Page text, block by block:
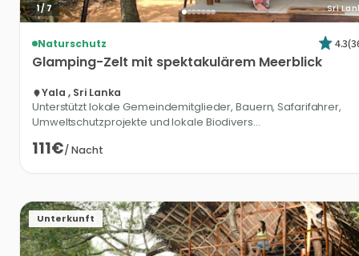
1/ 7 Sri
Naturschutz 4.3(
Glamping-Zelt mit spektakulärem Meerblick
Yala , Sri Lanka
Unterstützt lokale Gemeindemitglieder, Bauern, Safarifahrer,
Umweltschutzprojekte und lokale Biodivers...
111€/Nacht
Unterkunft